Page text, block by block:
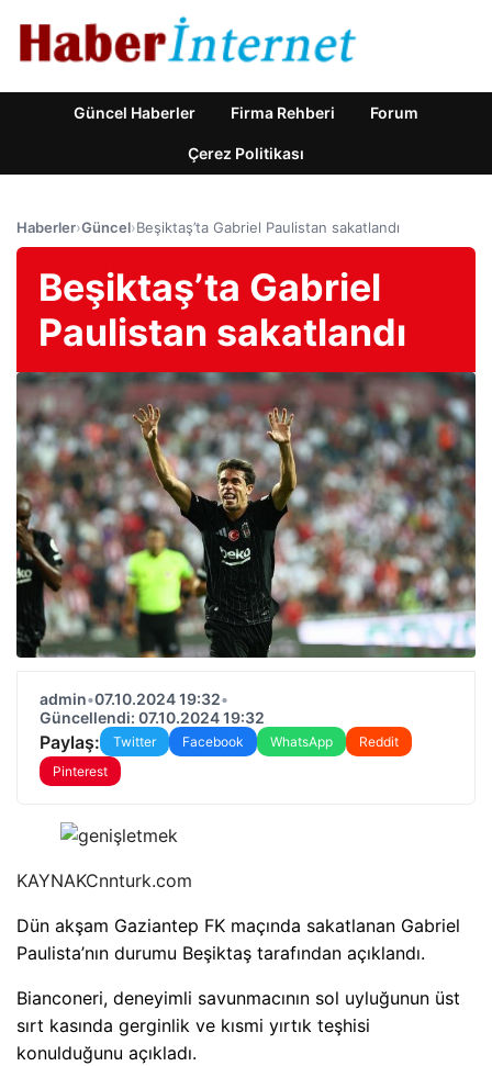
Güncel Haberler Firma Rehberi Forum
Çerez Politikası
Haberler›Güncel›Beşiktaş’ta Gabriel Paulistan sakatlandı
Beşiktaş’ta Gabriel
Paulistan sakatlandı
admin•07.10.2024 19:32•
Güncellendi: 07.10.2024 19:32
Paylaş: Twitter Facebook WhatsApp
Reddit
Pinterest
KAYNAKCnnturk.com
Dün akşam Gaziantep FK maçında sakatlanan Gabriel
Paulista’nın durumu Beşiktaş tarafından açıklandı.
Bianconeri, deneyimli savunmacının sol uyluğunun üst
sırt kasında gerginlik ve kısmi yırtık teşhisi
konulduğunu açıkladı.